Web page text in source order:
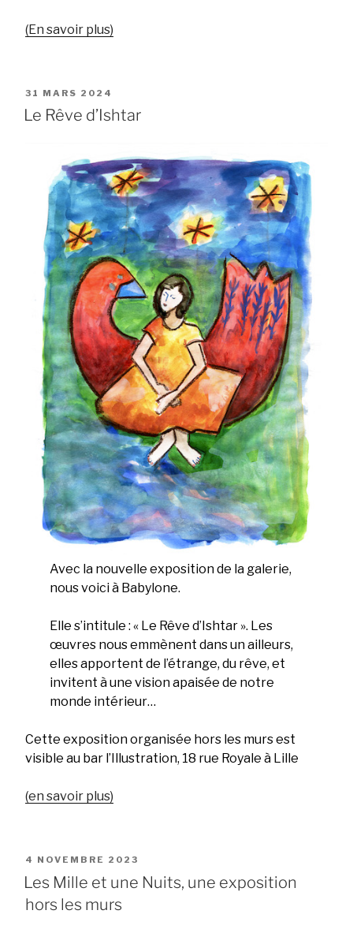
(En savoir plus)
PUBLIÉ
LE
31 MARS 2024
Le Rêve d’Ishtar
Avec la nouvelle exposition de la galerie,
nous voici à Babylone.
Elle s’intitule : « Le Rêve d’Ishtar ». Les
œuvres nous emmènent dans un ailleurs,
elles apportent de l’étrange, du rêve, et
invitent à une vision apaisée de notre
monde intérieur…
Cette exposition organisée hors les murs est
visible au bar l’Illustration, 18 rue Royale à Lille
(en savoir plus)
PUBLIÉ
LE
4 NOVEMBRE 2023
Les Mille et une Nuits, une exposition
hors les murs